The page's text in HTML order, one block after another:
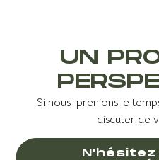
UN
Si nous prenions le
discuter de